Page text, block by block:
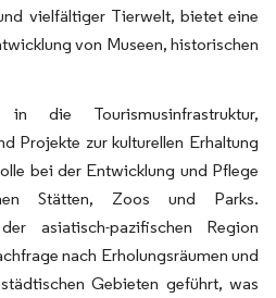
vielfältiger Tierwelt, bietet eine
von Museen, historischen
in die Tourismusinfrastruktur,
Projekte zur kulturellen Erhaltung
bei der Entwicklung und Pflege
Stätten, Zoos und Parks.
asiatisch-pazifischen Region
nach Erholungsräumen und
Gebieten geführt, was